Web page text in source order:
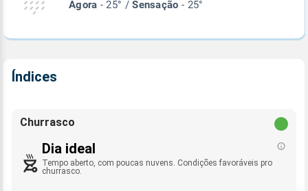
Agora - 25° /Sensação - 25°
Índices
Churrasco
Dia ideal
Tempo aberto, com poucas nuvens. Condições favoráveis pro
churrasco.